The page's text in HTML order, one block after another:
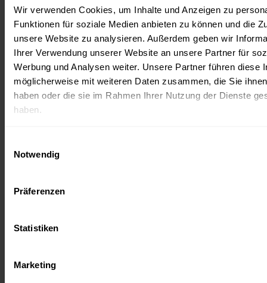
Wir verwenden Cookies, um Inhalte und Anzeigen zu
Funktionen für soziale Medien anbieten zu können und die
unsere Website zu analysieren. Außerdem geben wir
Ihrer Verwendung unserer Website an unsere Partner für
Werbung und Analysen weiter. Unsere Partner führen diese
möglicherweise mit weiteren Daten zusammen, die Sie
haben oder die sie im Rahmen Ihrer Nutzung der Dienste
haben.
Notwendig
Präferenzen
Statistiken
Marketing
Technogym bringt Reformer-Pilates mit
„Technogym Reform“ in die Schweiz
Mit Technogym Reform erweitert Technogym sein
Produktportfolio um einen eigenen Reformer-Pilates-
Trainer und führt das Gerät auf dem Schweizer Markt
ein....
Weitere News / Verwandte